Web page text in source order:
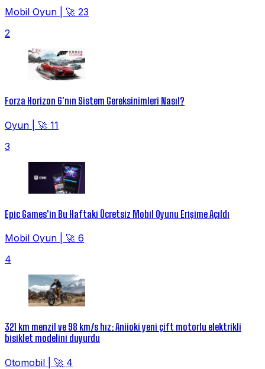
Mobil Oyun
🚀 23
2
Forza Horizon 6'nın Sistem Gereksinimleri Nasıl?
Oyun
🚀 11
3
Epic Games'in Bu Haftaki Ücretsiz Mobil Oyunu Erişime Açıldı
Mobil Oyun
🚀 6
4
321 km menzil ve 98 km/s hız: Aniioki yeni çift motorlu elektrikli
bisiklet modelini duyurdu
Otomobil
🚀 4